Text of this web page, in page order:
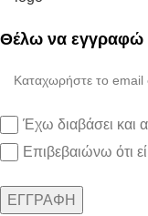
Θέλω να εγγραφώ
Έχω διαβάσει και
Επιβεβαιώνω ότι